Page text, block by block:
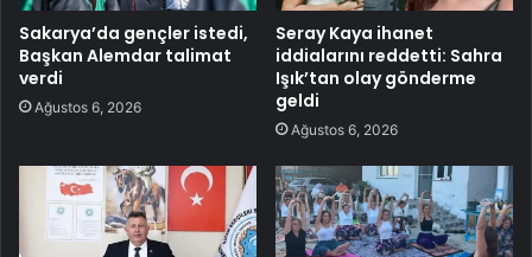
Sakarya’da gençler istedi,
Başkan Alemdar talimat
verdi
Ağustos 6, 2026
Seray Kaya ihanet
iddialarını reddetti: Sahra
Işık’tan olay gönderme
geldi
Ağustos 6, 2026